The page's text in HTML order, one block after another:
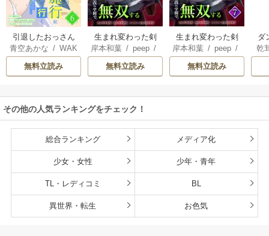
引退したおっさん
賢者だが愛弟子が
追放されてきたの
で傷心旅行に連れ
イフな旅のつもり
が、なぜか世界最
強の師弟になって
版】
青空あかな /WAK
ANA KURAGUCHI
pallet/アイラ
listaSTUDIO
無料立読み
生まれ変わった剣
聖、剣士が冷遇さ
れる魔術至上主義
の学園で無双する
岸本和葉/ peep/
染野静也/
/taskey STUDI
無料立読み
生まれ変わった剣
聖、剣士が冷遇さ
れる魔術至上主義
の学園で無双する
岸本和葉/ peep/
染野静也/
/taskey STUDI
無料立読み
ダ
込
乾
その他の人気ランキングをチェック！
総合ランキング メディア化
少女・女性 少年・青年
TL・レディコミ BL
異世界・転生 お色気